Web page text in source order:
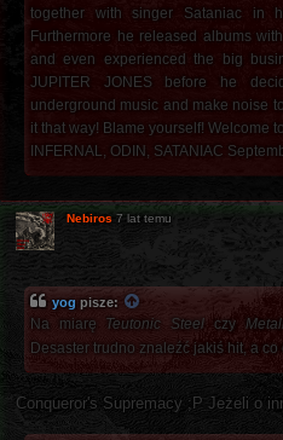
together with singer Sataniac in
Furthermore he released albums
and even experienced the big
JUPITER JONES before he
underground music and make noise
it that way! Blame yourself! Welcome
INFERNAL, ODIN, SATANIAC
Nebiros 7 lat temu
yog pisze:
Na miarę Teutonic Steel czy
Desaster trudno znaleźć jakiś hit, a
Conqueror's Supremacy ;P Jeżeli o